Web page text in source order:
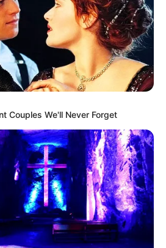
BOGOTÁ EN GOOGLE NEWS
100 ACCIDENTE DE TRÁNSITO
ALERTA
todas las noticias que le
Para estar bien informado, por
las notificaciones de Alerta.
Couples We'll Never Forget